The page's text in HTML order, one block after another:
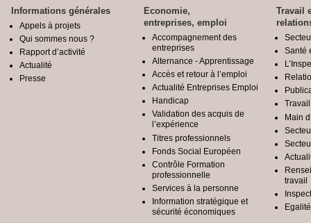
Informations générales
Appels à projets
Qui sommes nous ?
Rapport d’activité
Actualité
Presse
Economie,
entreprises, emploi
Accompagnement des
entreprises
Alternance - Apprentissage
Accès et retour à l’emploi
Actualité Entreprises Emploi
Handicap
Validation des acquis de
l’expérience
Titres professionnels
Fonds Social Européen
Contrôle Formation
professionnelle
Services à la personne
Information stratégique et
sécurité économiques
Travail
Santé
Main
travail